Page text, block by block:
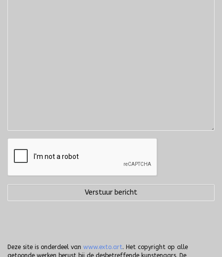
Deze site is onderdeel van www.exto.art. Het copyright op alle
getoonde werken berust bij de desbetreffende kunstenaars. De